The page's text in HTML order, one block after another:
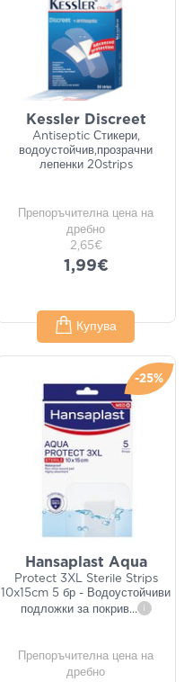
Kessler Discreet
Antiseptic Стикери,
водоустойчив,прозрачни
лепенки 20strips
Препоръчителна цена на
дребно
2,65€
1,99€
Купува
-25%
Hansaplast Aqua
Protect 3XL Sterile Strips
10x15cm 5 бр - Водоустойчиви
подложки за покрив... i
Препоръчителна цена на
дребно